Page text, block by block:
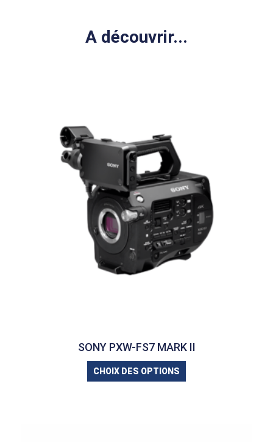
A découvrir...
SONY PXW-FS7 MARK II
CHOIX DES OPTIONS